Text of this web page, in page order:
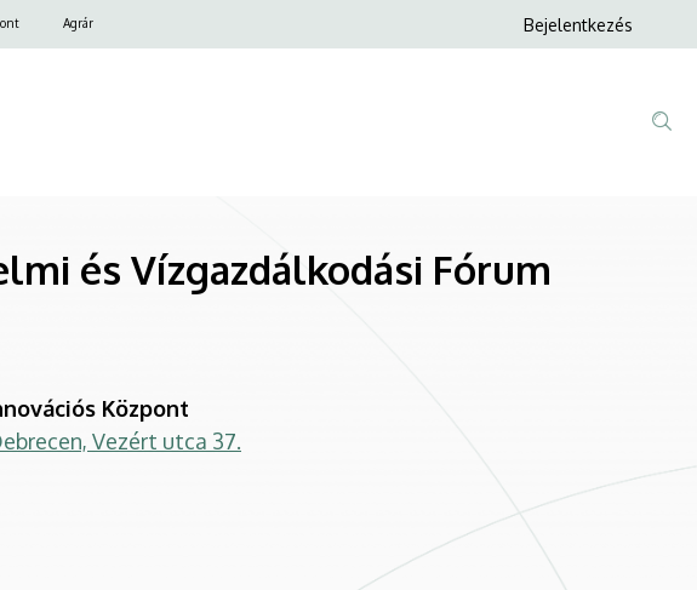
Agrár
Anonim
Bejelentkezés
és Vízgazdálkodási Fórum
Központ
Vezért utca 37.